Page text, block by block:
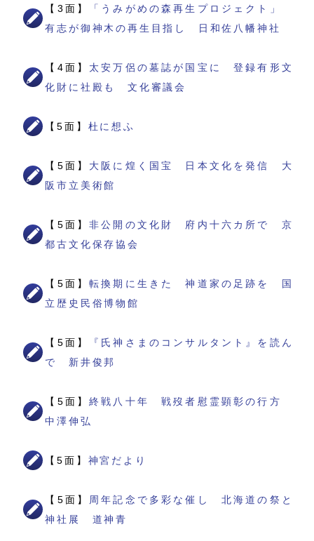
【3面】
「うみがめの森再生プロジェクト」
有志が御神木の再生目指し 日和佐八幡神社
【4面】 太安万侶の墓誌が国宝に 登録有形文
化財に社殿も 文化審議会
【5面】 杜に想ふ
【5面】 大阪に煌く国宝 日本文化を発信 大
阪市立美術館
【5面】非公開の文化財 府内十六カ所で 京
都古文化保存協会
【5面】転換期に生きた 神道家の足跡を 国
立歴史民俗博物館
【5面】
『氏神さまのコンサルタント』を読ん
で 新井俊邦
【5面】終戦八十年 戦歿者慰霊顕彰の行方
中澤伸弘
【5面】 神宮だより
【5面】
周年記念で多彩な催し 北海道の祭と
神社展 道神青